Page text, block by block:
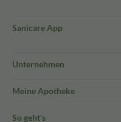
Sanicare App
Unternehmen
Meine Apotheke
So geht's